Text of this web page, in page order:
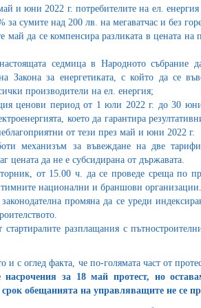
и юни 2022 г. потребителите на ел.
за сумите над 200 лв. на мегаватчас и без
май да се компенсира разликата в цената
седмица в Народното събрание
Закона за енергетиката, с който да се
производители на ел. енергия;
ценови период от 1 юли 2022 г. до 30
което да гарантира
от тези през май и юни 2022 г.
механизъм за въвеждане на две
цената да не е субсидирана от държавата.
от 15.00 ч. да се проведе среща по
национални и браншови организации.
промяна да се уреди
стартиралите разплащания с
и с оглед факта, че по-голямата част от
насрочения за 18 май протест, но
обещанията на управляващите не се